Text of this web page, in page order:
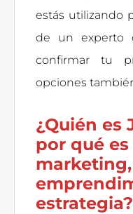
estás utilizando
de un experto
confirmar tu
opciones
¿Quién es
por qué
marketing,
estrategia?